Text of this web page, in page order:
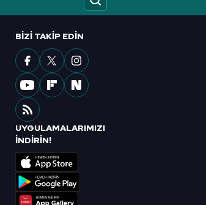
ilgili
BIZI TAKIP EDIN
UYGULAMALARIMIZI
İNDİRİN!